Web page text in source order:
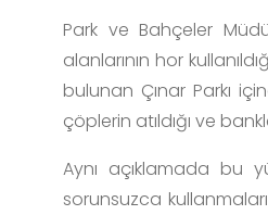
Park ve Bahçeler
alanlarının hor
bulunan Çınar Parkı
çöplerin atıldığı ve
Aynı açıklamada bu
sorunsuzca